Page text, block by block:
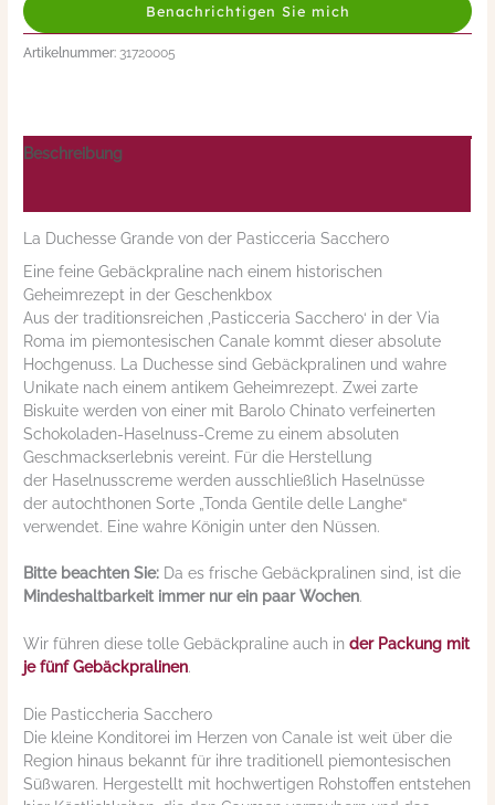
Benachrichtigen Sie mich
Artikelnummer: 31720005
Beschreibung
La Duchesse Grande von der Pasticceria Sacchero
Eine feine Gebäckpraline nach einem historischen
Geheimrezept in der Geschenkbox
Aus der traditionsreichen ‚Pasticceria Sacchero‘ in der Via
Roma im piemontesischen Canale kommt dieser absolute
Hochgenuss. La Duchesse sind Gebäckpralinen und wahre
Unikate nach einem antikem Geheimrezept. Zwei zarte
Biskuite werden von einer mit Barolo Chinato verfeinerten
Schokoladen-Haselnuss-Creme zu einem absoluten
Geschmackserlebnis vereint. Für die Herstellung
der Haselnusscreme werden ausschließlich Haselnüsse
der autochthonen Sorte „Tonda Gentile delle Langhe“
verwendet. Eine wahre Königin unter den Nüssen.
Bitte beachten Sie: Da es frische Gebäckpralinen sind, ist die
Mindeshaltbarkeit immer nur ein paar Wochen.
Wir führen diese tolle Gebäckpraline auch inder Packung mit
je fünf Gebäckpralinen.
Die Pasticcheria Sacchero
Die kleine Konditorei im Herzen von Canale ist weit über die
Region hinaus bekannt für ihre traditionell piemontesischen
Süßwaren. Hergestellt mit hochwertigen Rohstoffen entstehen